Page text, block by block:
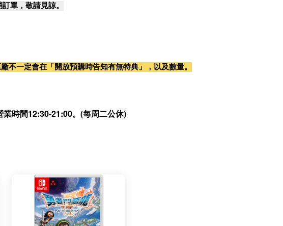
單，敬請見諒。
不一定會在「開放預購時告知有無特典」，以及數量。
時間12:30-21:00。(每周二公休)